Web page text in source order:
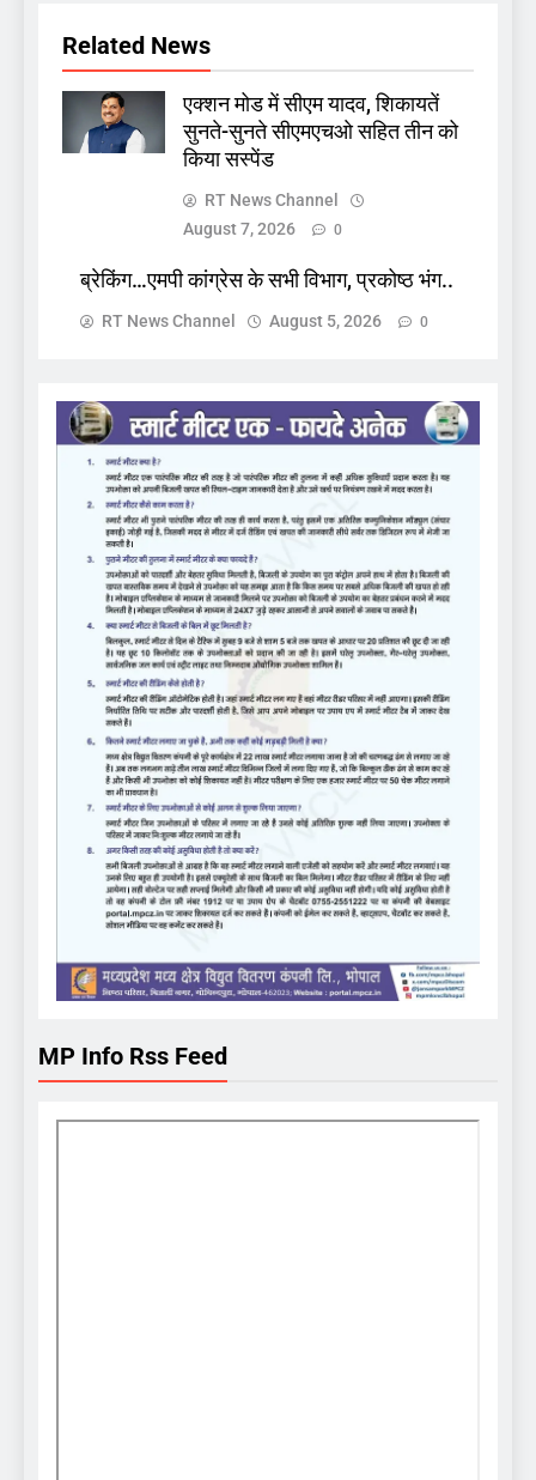
Related News
एक्शन मोड में सीएम यादव, शिकायतें
सुनते-सुनते सीएमएचओ सहित तीन को
किया सस्पेंड
RT News Channel
August 7, 2026
0
ब्रेकिंग…एमपी कांग्रेस के सभी विभाग, प्रकोष्ठ भंग..
RT News Channel August 5, 2026 0
MP Info Rss Feed